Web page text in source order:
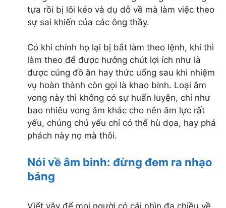
tựa rồi bị lôi kéo và dụ dỗ về mà làm việc theo
sự sai khiến của các ông thầy.
Có khi chính họ lại bị bắt làm theo lệnh, khi thì
làm theo để được hưởng chút lợi ích như là
được cúng đồ ăn hay thức uống sau khi nhiệm
vụ hoàn thành còn gọi là khao binh. Loại âm
vong này thì không có sự huấn luyện, chỉ như
bao nhiêu vong âm khác cho nên âm lực rất
yếu, chúng chủ yếu chỉ có thể hù dọa, hay phá
phách này nọ mà thôi.
Nói về âm binh: đừng đem ra nhạo
báng
Viết vậy để mọi người có cái nhìn đa chiều về